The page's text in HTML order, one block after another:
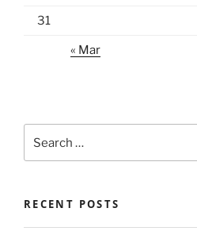
31
« Mar
for:
RECENT POSTS